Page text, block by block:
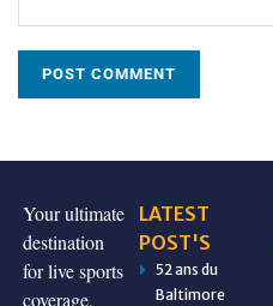
Your ultimate
destination
for live sports
coverage,
LATEST
POST'S
52 ans du
Baltimore